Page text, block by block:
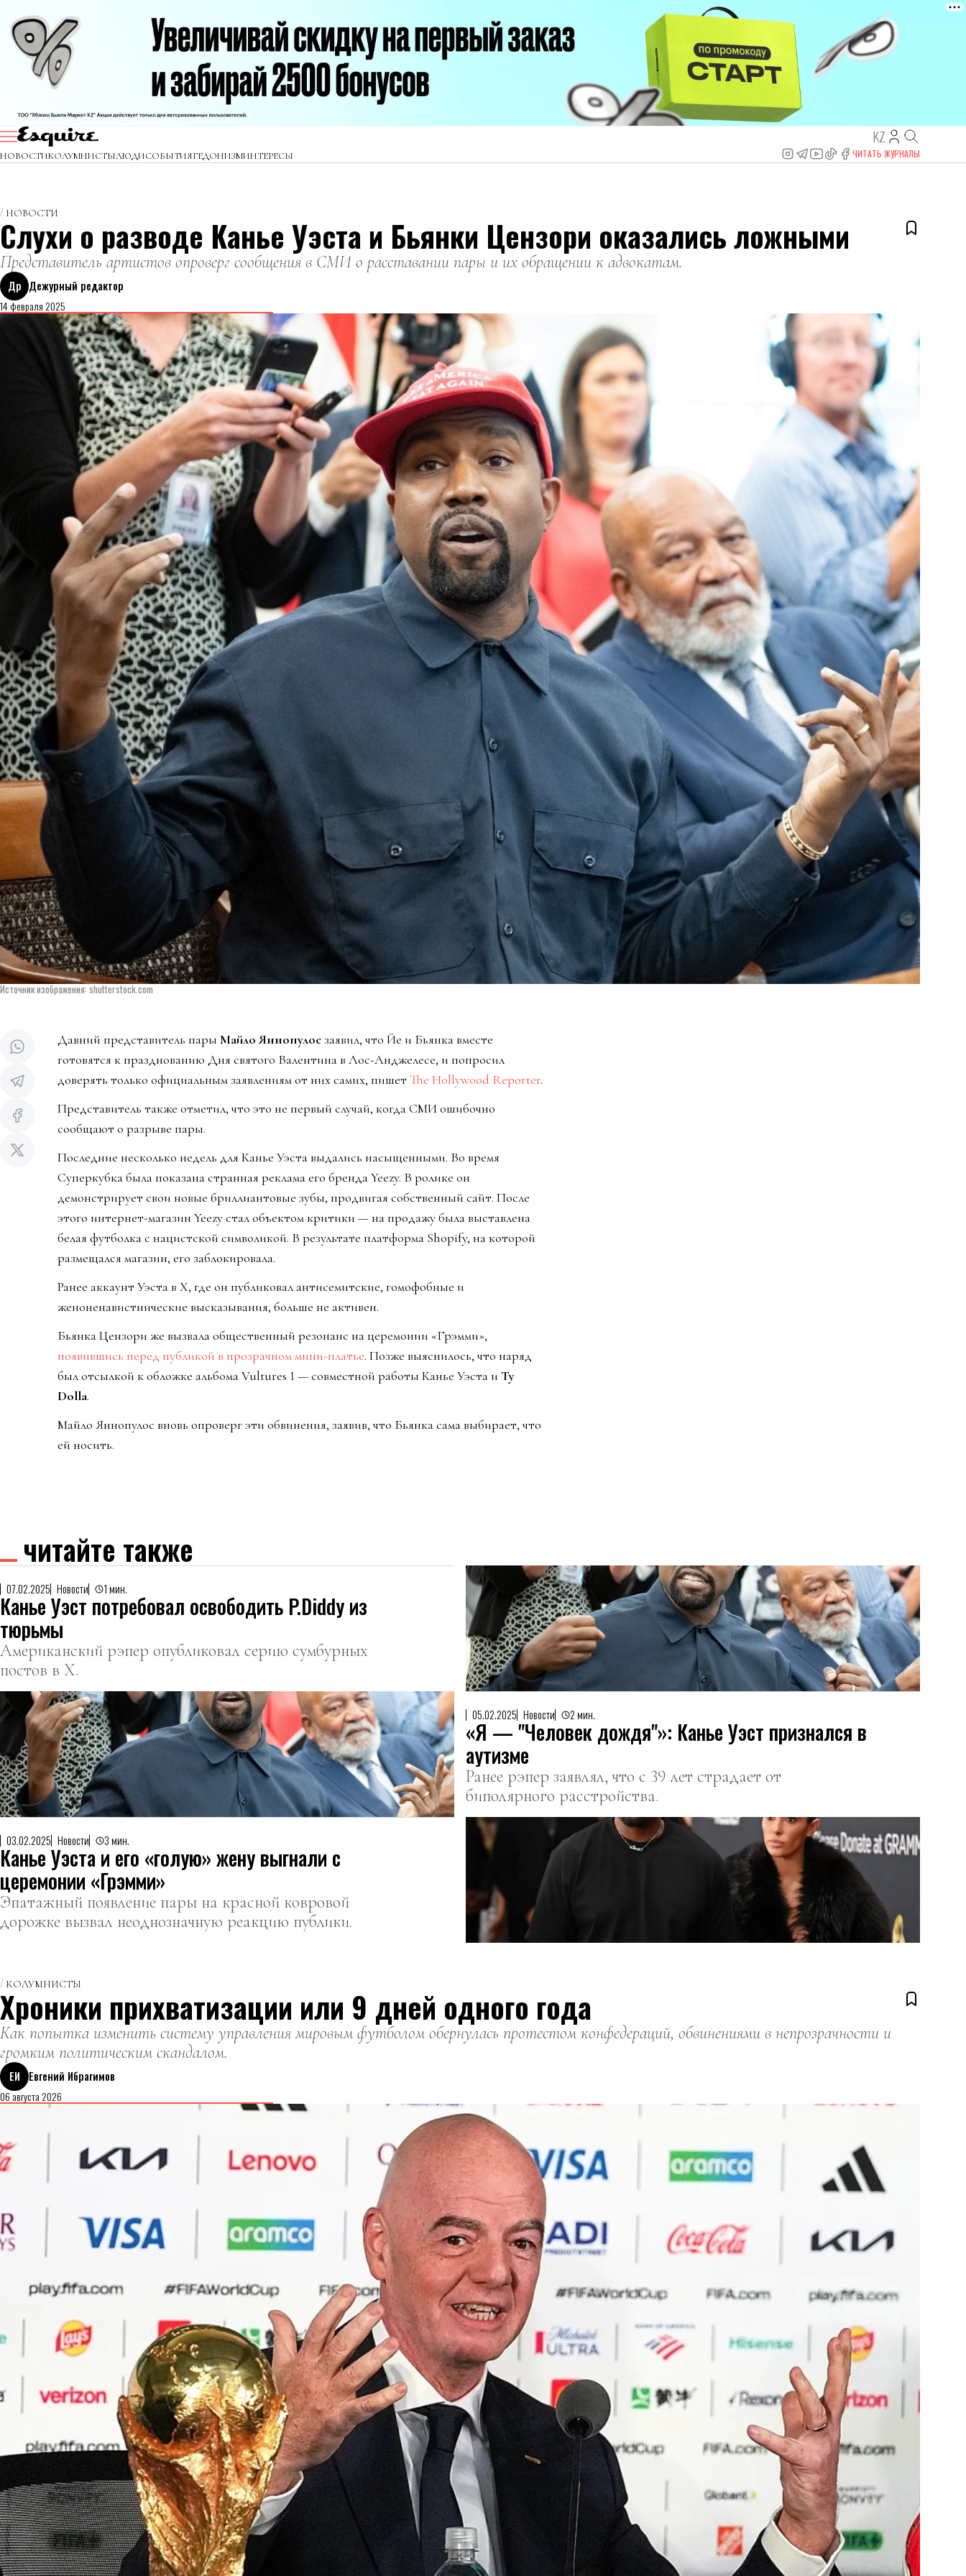
KZ
НОВОСТИКОЛУМНИСТЫЛЮДИСОБЫТИЯГЕДОНИЗМИНТЕРЕСЫ ЧИТАТЬ ЖУРНАЛЫ
НОВОСТИ
Слухи о разводе Канье Уэста и Бьянки Цензори оказались ложными
Представитель артистов опроверг сообщения в СМИ о расставании пары и их обращении к адвокатам.
Др Дежурный редактор
14 февраля 2025
Источник изображения: shutterstock.com
Давний представитель пары Майло Яннопулосзаявил, что Йе и Бьянка вместе
готовятся к празднованию Дня святого Валентина в Лос-Анджелесе, и попросил
доверять только официальным заявлениям от них самих, пишет The Hollywood Reporter.
Представитель также отметил, что это не первый случай, когда СМИ ошибочно
сообщают о разрыве пары.
Последние несколько недель для Канье Уэста выдались насыщенными. Во время
Суперкубка была показана странная реклама его бренда Yeezy. В ролике он
демонстрирует свои новые бриллиантовые зубы, продвигая собственный сайт. После
этого интернет-магазин Yeezy стал объектом критики — на продажу была выставлена
белая футболка с нацистской символикой. В результате платформа Shopify, на которой
размещался магазин, его заблокировала.
Ранее аккаунт Уэста в X, где он публиковал антисемитские, гомофобные и
женоненавистнические высказывания, больше не активен.
Бьянка Цензори же вызвала общественный резонанс на церемонии «Грэмми»,
появившись перед публикой в прозрачном мини-платье. Позже выяснилось, что наряд
был отсылкой к обложке альбома Vultures 1 — совместной работы Канье Уэста и Ty
Dolla.
Майло Яннопулос вновь опроверг эти обвинения, заявив, что Бьянка сама выбирает, что
ей носить.
читайте также
07.02.2025 Новости 1 мин.
Канье Уэст потребовал освободить P.Diddy из
тюрьмы
Американский рэпер опубликовал серию сумбурных
постов в X.
05.02.2025 Новости 2 мин.
«Я — "Человек дождя"»: Канье Уэст признался в
аутизме
Ранее рэпер заявлял, что с 39 лет страдает от
биполярного расстройства.
03.02.2025 Новости 3 мин.
Канье Уэста и его «голую» жену выгнали с
церемонии «Грэмми»
Эпатажный появление пары на красной ковровой
дорожке вызвал неоднозначную реакцию публики.
КОЛУМНИСТЫ
Хроники прихватизации или 9 дней одного года
Как попытка изменить систему управления мировым футболом обернулась протестом конфедераций, обвинениями в непрозрачности и
громким политическим скандалом.
ЕИ
Евгений Ибрагимов
06 августа 2026